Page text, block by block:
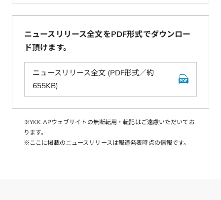
ニュースリリース全文をPDF形式でダウンロー
ド頂けます。
ニュースリリース全文 (PDF形式／約
655KB)
※YKK APウェブサイトの無断転用・転記はご遠慮いただいてお
ります。
※ここに掲載のニュースリリースは報道発表時点の情報です。